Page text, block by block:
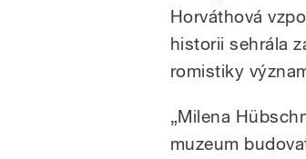
Horváthová
historii sehrála
romistiky
„Milena
muzeum